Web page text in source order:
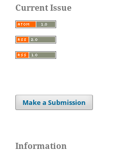
Current Issue
Make a Submission
Information